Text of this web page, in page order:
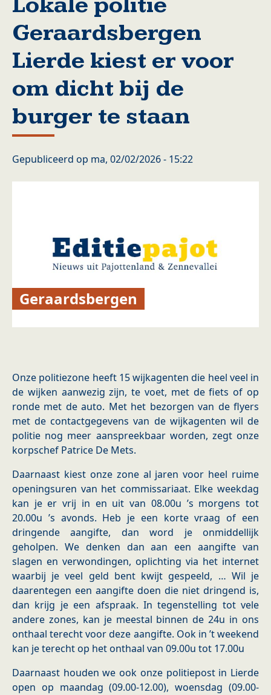
Geraardsbergen
Lierde kiest er voor
om dicht bij de
burger te staan
Gepubliceerd op ma, 02/02/2026 - 15:22
Geraardsbergen
Onze politiezone heeft 15 wijkagenten die heel veel in
de wijken aanwezig zijn, te voet, met de fiets of op
ronde met de auto. Met het bezorgen van de flyers
met de contactgegevens van de wijkagenten wil de
politie nog meer aanspreekbaar worden, zegt onze
korpschef Patrice De Mets.
Daarnaast kiest onze zone al jaren voor heel ruime
openingsuren van het commissariaat. Elke weekdag
kan je er vrij in en uit van 08.00u ’s morgens tot
20.00u ’s avonds. Heb je een korte vraag of een
dringende aangifte, dan word je onmiddellijk
geholpen. We denken dan aan een aangifte van
slagen en verwondingen, oplichting via het internet
waarbij je veel geld bent kwijt gespeeld, … Wil je
daarentegen een aangifte doen die niet dringend is,
dan krijg je een afspraak. In tegenstelling tot vele
andere zones, kan je meestal binnen de 24u in ons
onthaal terecht voor deze aangifte. Ook in ’t weekend
kan je terecht op het onthaal van 09.00u tot 17.00u
Daarnaast houden we ook onze politiepost in Lierde
open op maandag (09.00-12.00), woensdag (09.00-